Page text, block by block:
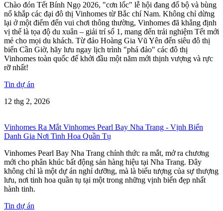
Chào đón Tết Bính Ngọ 2026, "cơn lốc" lễ hội đang đổ bộ và bùng
nổ khắp các đại đô thị Vinhomes từ Bắc chí Nam. Không chỉ dừng
lại ở một điểm đến vui chơi thông thường, Vinhomes đã khẳng định
vị thế là tọa độ du xuân – giải trí số 1, mang đến trải nghiệm Tết mới
mẻ cho mọi du khách. Từ đảo Hoàng Gia Vũ Yên đến siêu đô thị
biển Cần Giờ, hãy lưu ngay lịch trình "phá đảo" các đô thị
Vinhomes toàn quốc để khởi đầu một năm mới thịnh vượng và rực
rỡ nhất!
Tin dự án
12 thg 2, 2026
Vinhomes Ra Mắt Vinhomes Pearl Bay Nha Trang - Vịnh Biển
Danh Gia Nơi Tinh Hoa Quần Tụ
Vinhomes Pearl Bay Nha Trang chính thức ra mắt, mở ra chương
mới cho phân khúc bất động sản hàng hiệu tại Nha Trang. Đây
không chỉ là một dự án nghỉ dưỡng, mà là biểu tượng của sự thượng
lưu, nơi tinh hoa quần tụ tại một trong những vịnh biển đẹp nhất
hành tinh.
Tin dự án